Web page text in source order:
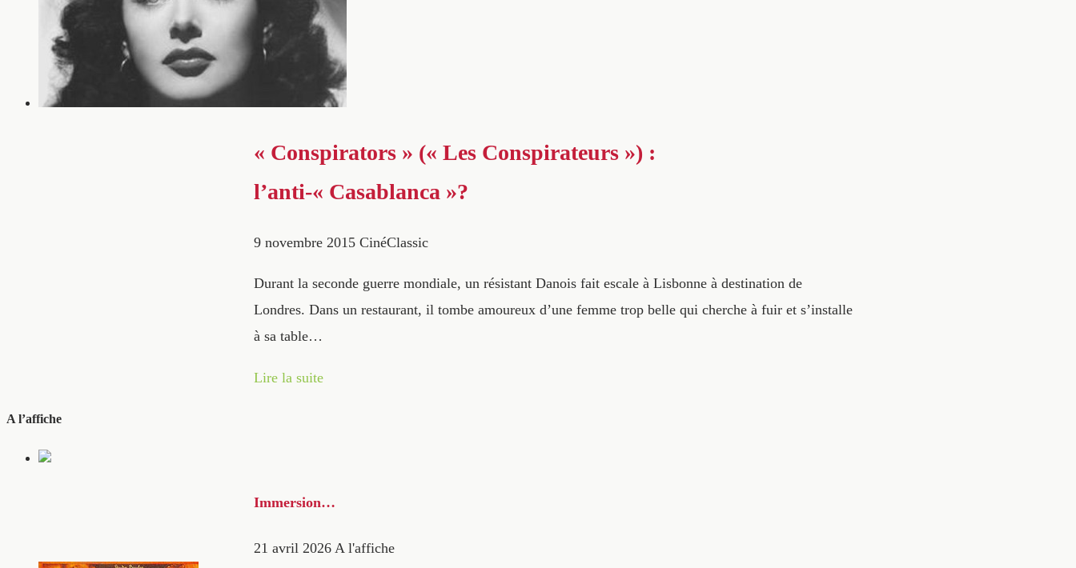
« Conspirators » (« Les Conspirateurs ») :
l’anti-« Casablanca »?
9 novembre 2015 CinéClassic
Durant la seconde guerre mondiale, un résistant Danois fait escale à Lisbonne à destination de
Londres. Dans un restaurant, il tombe amoureux d’une femme trop belle qui cherche à fuir et s’installe
à sa table…
Lire la suite
A l’affiche
Immersion…
21 avril 2026 A l'affiche